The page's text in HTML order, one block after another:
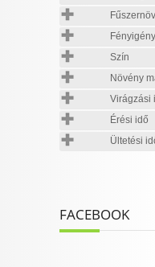
Fényigény
Szín
Növény
Virágzási
Érési idő
Ültetési
FACEBOOK